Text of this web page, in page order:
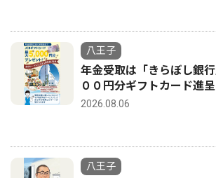
八王子
年金受取は「きらぼし銀
００円分ギフトカード進
2026.08.06
八王子